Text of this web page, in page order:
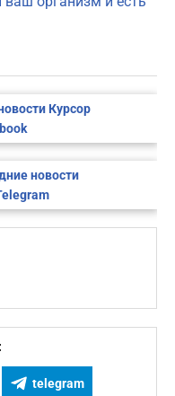
Курсор
новости
telegram